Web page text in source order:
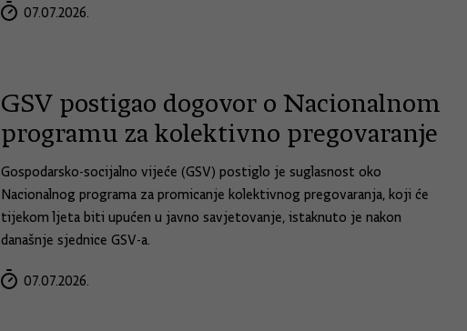
07.07.2026.
GSV postigao dogovor o Nacionalnom
programu za kolektivno pregovaranje
Gospodarsko-socijalno vijeće (GSV) postiglo je suglasnost oko
Nacionalnog programa za promicanje kolektivnog pregovaranja, koji će
tijekom ljeta biti upućen u javno savjetovanje, istaknuto je nakon
današnje sjednice GSV-a.
07.07.2026.